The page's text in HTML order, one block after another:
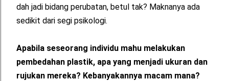
dah jadi bidang perubatan, betul tak? Maknanya ada
sedikit dari segi psikologi.
Apabila seseorang individu mahu melakukan
pembedahan plastik, apa yang menjadi ukuran dan
rujukan mereka? Kebanyakannya macam mana?